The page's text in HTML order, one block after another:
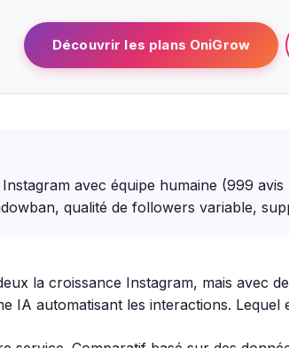
Découvrir les plans OniGrow
avec équipe humaine (999
qualité de followers variable,
la croissance Instagram, mais avec
IA automatisant les interactions. Lequel